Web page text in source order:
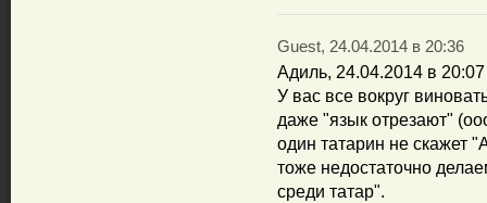
Guest, 24.04.2014 в 20:36
Адиль, 24.04.2014 в 20:07
У вас все вокруг
даже "язык отрезают"
один татарин не скажет
тоже недостаточно
среди татар".